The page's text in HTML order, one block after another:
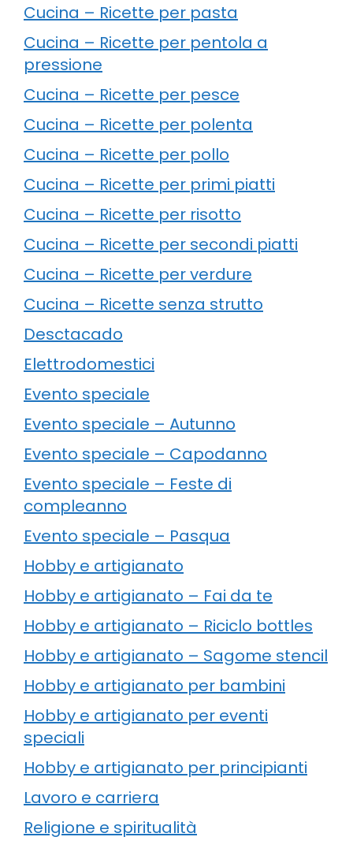
Cucina – Ricette per pasta
Cucina – Ricette per pentola a
pressione
Cucina – Ricette per pesce
Cucina – Ricette per polenta
Cucina – Ricette per pollo
Cucina – Ricette per primi piatti
Cucina – Ricette per risotto
Cucina – Ricette per secondi piatti
Cucina – Ricette per verdure
Cucina – Ricette senza strutto
Desctacado
Elettrodomestici
Evento speciale
Evento speciale – Autunno
Evento speciale – Capodanno
Evento speciale – Feste di
compleanno
Evento speciale – Pasqua
Hobby e artigianato
Hobby e artigianato – Fai da te
Hobby e artigianato – Riciclo bottles
Hobby e artigianato – Sagome stencil
Hobby e artigianato per bambini
Hobby e artigianato per eventi
speciali
Hobby e artigianato per principianti
Lavoro e carriera
Religione e spiritualità